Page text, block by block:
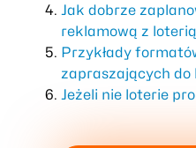
Jak dobrze
reklamową z
Przykłady
zapraszających do
Jeżeli nie loterie